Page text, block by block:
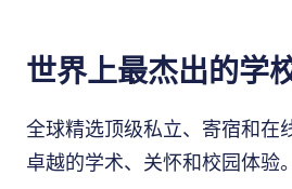
世界上最杰出的学
全球精选顶级私立、寄宿和在
卓越的学术、关怀和校园体验。